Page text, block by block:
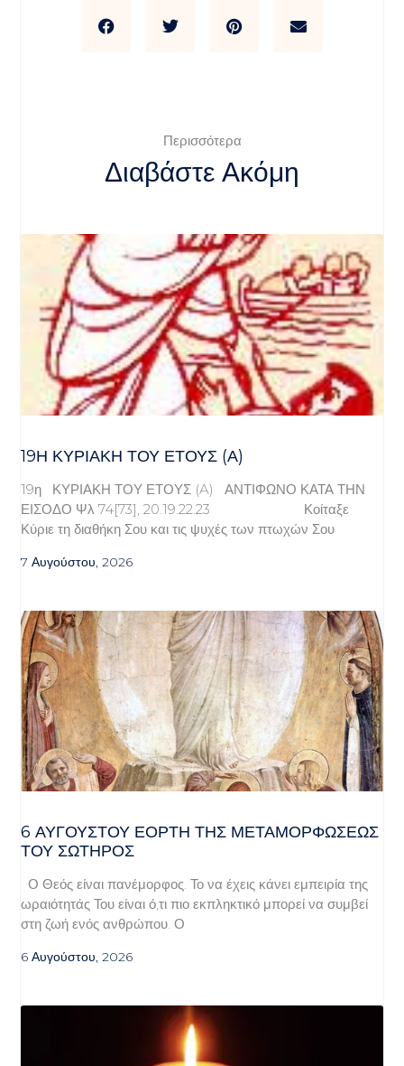
Περισσότερα
Διαβάστε Ακόμη
19Η ΚΥΡΙΑΚΉ ΤΟΥ ΈΤΟΥΣ (Α)
19η ΚΥΡΙΑΚΗ ΤΟΥ ΕΤΟΥΣ (A) ΑΝΤΙΦΩΝΟ ΚΑΤΑ ΤΗΝ
ΕΙΣΟΔΟ Ψλ 74[73], 20.19.22.23 Κοίταξε
Κύριε τη διαθήκη Σου και τις ψυχές των πτωχών Σου
7 Αυγούστου, 2026
6 ΑΥΓΟΥΣΤΟΥ ΕΟΡΤΗ ΤΗΣ ΜΕΤΑΜΟΡΦΩΣΕΩΣ
ΤΟΥ ΣΩΤΗΡΟΣ
Ο Θεός είναι πανέμορφος. Το να έχεις κάνει εμπειρία της
ωραιότητάς Του είναι ό,τι πιο εκπληκτικό μπορεί να συμβεί
στη ζωή ενός ανθρώπου. Ο
6 Αυγούστου, 2026